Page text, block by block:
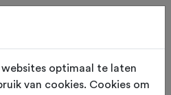
websites optimaal te laten
van cookies. Cookies om